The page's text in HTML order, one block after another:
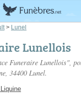
> Lunel
Lunellois
Funeraire Lunellois",
, 34400 Lunel.